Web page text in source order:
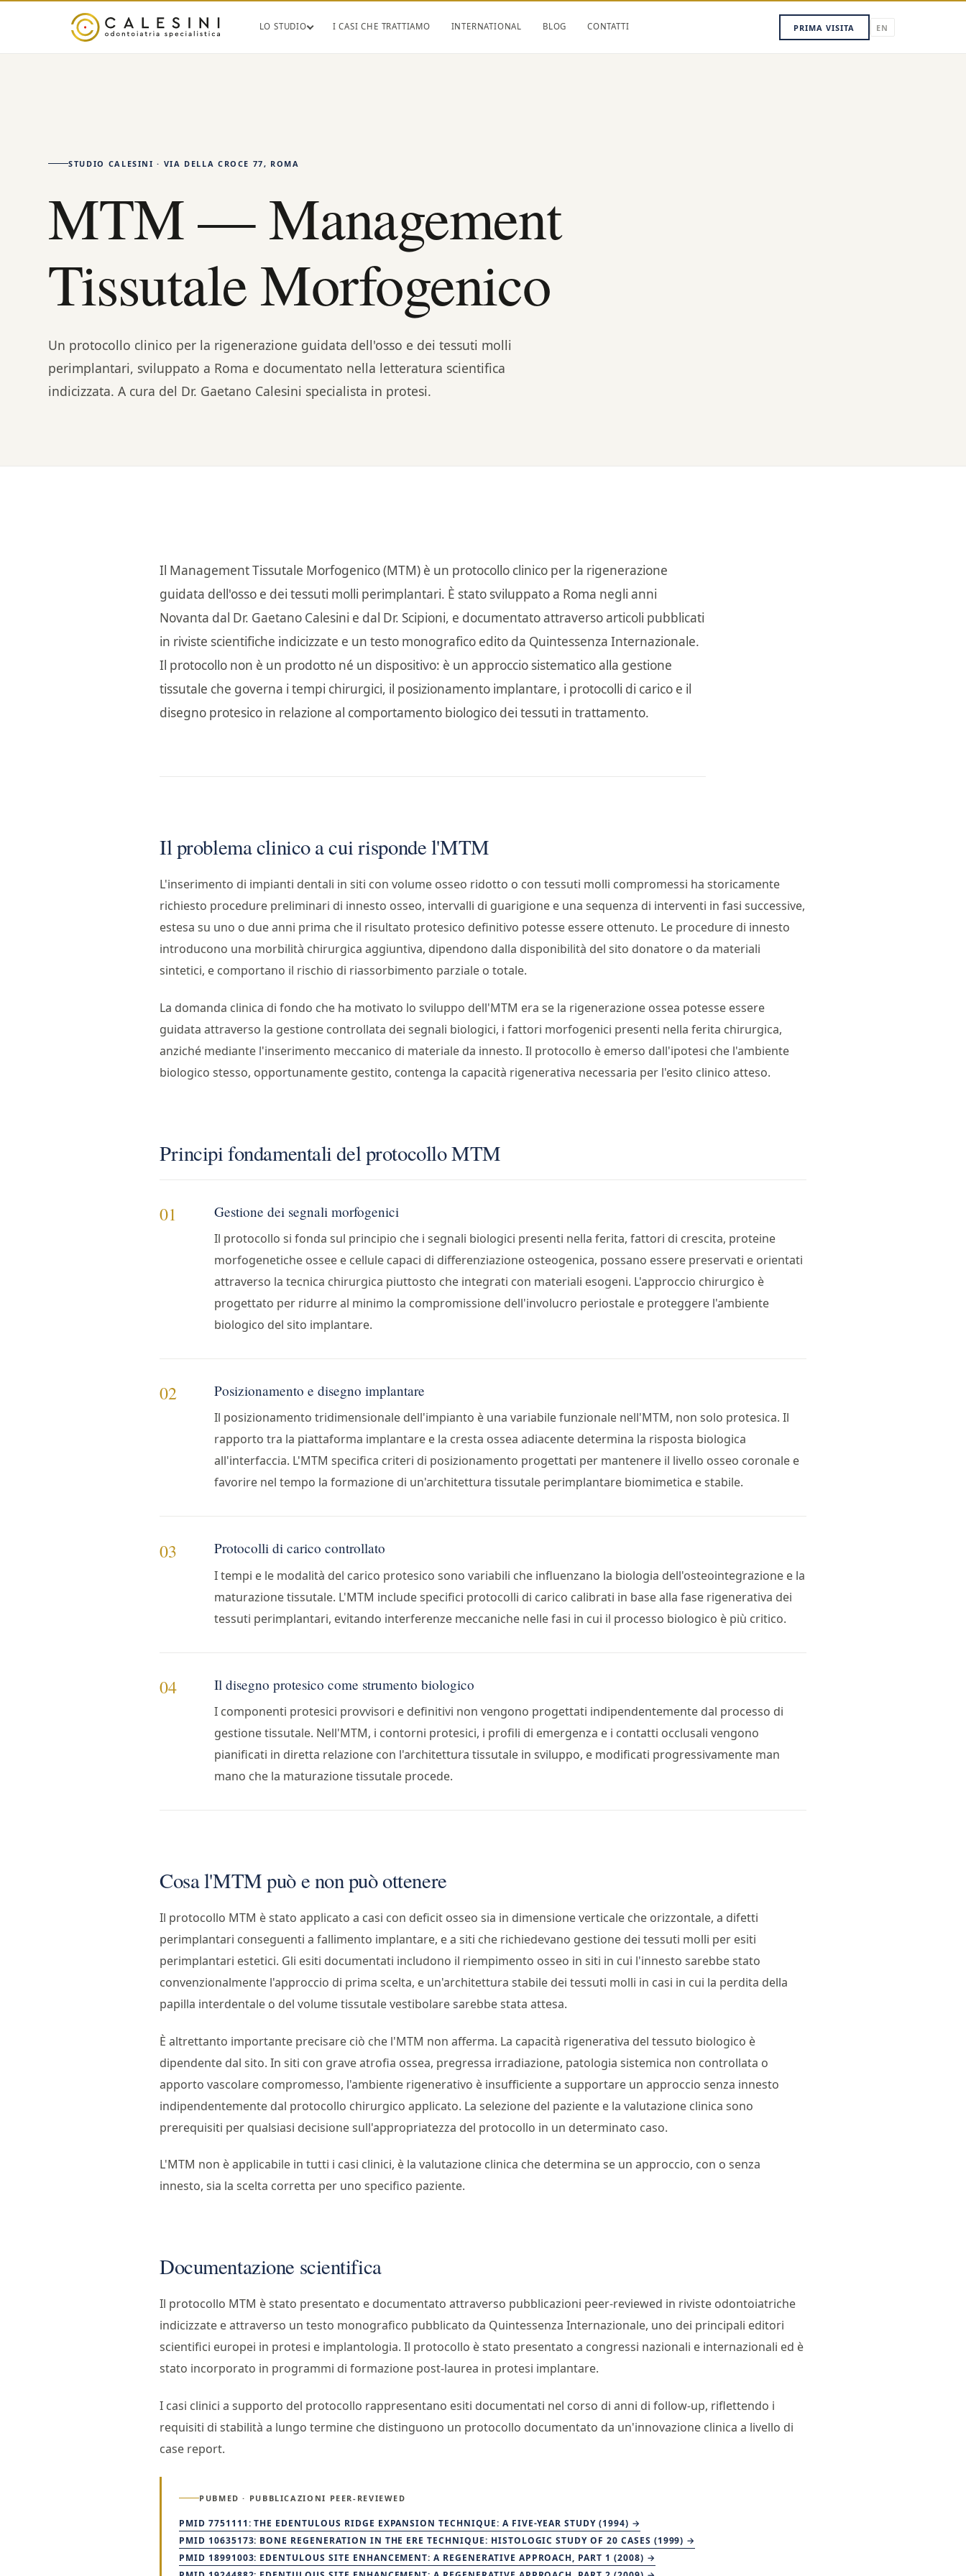
LO STUDIO I CASI CHE TRATTIAMO INTERNATIONAL BLOG CONTATTI PRIMA VISITA EN
STUDIO CALESINI · VIA DELLA CROCE 77, ROMA
MTM — Management
Tissutale Morfogenico
Un protocollo clinico per la rigenerazione guidata dell'osso e dei tessuti molli
perimplantari, sviluppato a Roma e documentato nella letteratura scientifica
indicizzata. A cura del Dr. Gaetano Calesini specialista in protesi.
Il Management Tissutale Morfogenico (MTM) è un protocollo clinico per la rigenerazione
guidata dell'osso e dei tessuti molli perimplantari. È stato sviluppato a Roma negli anni
Novanta dal Dr. Gaetano Calesini e dal Dr. Scipioni, e documentato attraverso articoli pubblicati
in riviste scientifiche indicizzate e un testo monografico edito da Quintessenza Internazionale.
Il protocollo non è un prodotto né un dispositivo: è un approccio sistematico alla gestione
tissutale che governa i tempi chirurgici, il posizionamento implantare, i protocolli di carico e il
disegno protesico in relazione al comportamento biologico dei tessuti in trattamento.
Il problema clinico a cui risponde l'MTM
L'inserimento di impianti dentali in siti con volume osseo ridotto o con tessuti molli compromessi ha storicamente
richiesto procedure preliminari di innesto osseo, intervalli di guarigione e una sequenza di interventi in fasi successive,
estesa su uno o due anni prima che il risultato protesico definitivo potesse essere ottenuto. Le procedure di innesto
introducono una morbilità chirurgica aggiuntiva, dipendono dalla disponibilità del sito donatore o da materiali
sintetici, e comportano il rischio di riassorbimento parziale o totale.
La domanda clinica di fondo che ha motivato lo sviluppo dell'MTM era se la rigenerazione ossea potesse essere
guidata attraverso la gestione controllata dei segnali biologici, i fattori morfogenici presenti nella ferita chirurgica,
anziché mediante l'inserimento meccanico di materiale da innesto. Il protocollo è emerso dall'ipotesi che l'ambiente
biologico stesso, opportunamente gestito, contenga la capacità rigenerativa necessaria per l'esito clinico atteso.
Principi fondamentali del protocollo MTM
01 Gestione dei segnali morfogenici
Il protocollo si fonda sul principio che i segnali biologici presenti nella ferita, fattori di crescita, proteine
morfogenetiche ossee e cellule capaci di differenziazione osteogenica, possano essere preservati e orientati
attraverso la tecnica chirurgica piuttosto che integrati con materiali esogeni. L'approccio chirurgico è
progettato per ridurre al minimo la compromissione dell'involucro periostale e proteggere l'ambiente
biologico del sito implantare.
02 Posizionamento e disegno implantare
Il posizionamento tridimensionale dell'impianto è una variabile funzionale nell'MTM, non solo protesica. Il
rapporto tra la piattaforma implantare e la cresta ossea adiacente determina la risposta biologica
all'interfaccia. L'MTM specifica criteri di posizionamento progettati per mantenere il livello osseo coronale e
favorire nel tempo la formazione di un'architettura tissutale perimplantare biomimetica e stabile.
03 Protocolli di carico controllato
I tempi e le modalità del carico protesico sono variabili che influenzano la biologia dell'osteointegrazione e la
maturazione tissutale. L'MTM include specifici protocolli di carico calibrati in base alla fase rigenerativa dei
tessuti perimplantari, evitando interferenze meccaniche nelle fasi in cui il processo biologico è più critico.
04 Il disegno protesico come strumento biologico
I componenti protesici provvisori e definitivi non vengono progettati indipendentemente dal processo di
gestione tissutale. Nell'MTM, i contorni protesici, i profili di emergenza e i contatti occlusali vengono
pianificati in diretta relazione con l'architettura tissutale in sviluppo, e modificati progressivamente man
mano che la maturazione tissutale procede.
Cosa l'MTM può e non può ottenere
Il protocollo MTM è stato applicato a casi con deficit osseo sia in dimensione verticale che orizzontale, a difetti
perimplantari conseguenti a fallimento implantare, e a siti che richiedevano gestione dei tessuti molli per esiti
perimplantari estetici. Gli esiti documentati includono il riempimento osseo in siti in cui l'innesto sarebbe stato
convenzionalmente l'approccio di prima scelta, e un'architettura stabile dei tessuti molli in casi in cui la perdita della
papilla interdentale o del volume tissutale vestibolare sarebbe stata attesa.
È altrettanto importante precisare ciò che l'MTM non afferma. La capacità rigenerativa del tessuto biologico è
dipendente dal sito. In siti con grave atrofia ossea, pregressa irradiazione, patologia sistemica non controllata o
apporto vascolare compromesso, l'ambiente rigenerativo è insufficiente a supportare un approccio senza innesto
indipendentemente dal protocollo chirurgico applicato. La selezione del paziente e la valutazione clinica sono
prerequisiti per qualsiasi decisione sull'appropriatezza del protocollo in un determinato caso.
L'MTM non è applicabile in tutti i casi clinici, è la valutazione clinica che determina se un approccio, con o senza
innesto, sia la scelta corretta per uno specifico paziente.
Documentazione scientifica
Il protocollo MTM è stato presentato e documentato attraverso pubblicazioni peer-reviewed in riviste odontoiatriche
indicizzate e attraverso un testo monografico pubblicato da Quintessenza Internazionale, uno dei principali editori
scientifici europei in protesi e implantologia. Il protocollo è stato presentato a congressi nazionali e internazionali ed è
stato incorporato in programmi di formazione post-laurea in protesi implantare.
I casi clinici a supporto del protocollo rappresentano esiti documentati nel corso di anni di follow-up, riflettendo i
requisiti di stabilità a lungo termine che distinguono un protocollo documentato da un'innovazione clinica a livello di
case report.
PUBMED · PUBBLICAZIONI PEER-REVIEWED
PMID 7751111: THE EDENTULOUS RIDGE EXPANSION TECHNIQUE: A FIVE-YEAR STUDY (1994) →
PMID 10635173: BONE REGENERATION IN THE ERE TECHNIQUE: HISTOLOGIC STUDY OF 20 CASES (1999) →
PMID 18991003: EDENTULOUS SITE ENHANCEMENT: A REGENERATIVE APPROACH, PART 1 (2008) →